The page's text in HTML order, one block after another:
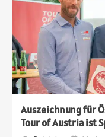
Auszeichnung für
Tour of Austria ist